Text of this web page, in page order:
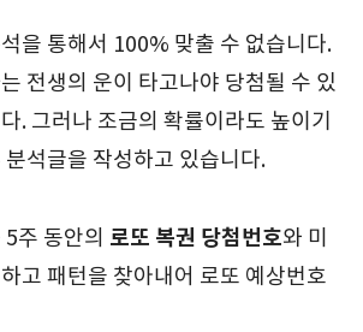
을 통해서 100% 맞출 수 없습니다.
전생의 운이 타고나야 당첨될 수 있
. 그러나 조금의 확률이라도 높이기
석글을 작성하고 있습니다.
주 동안의 로또 복권 당첨번호와 미
고 패턴을 찾아내어 로또 예상번호